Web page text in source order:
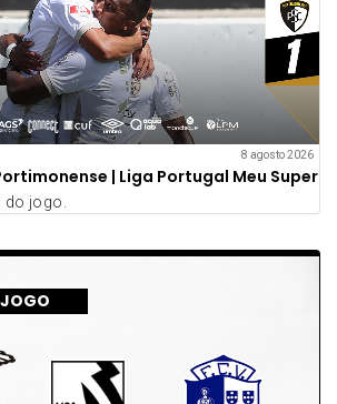
8 agosto 2026
| Liga Portugal Meu Super
jogo.